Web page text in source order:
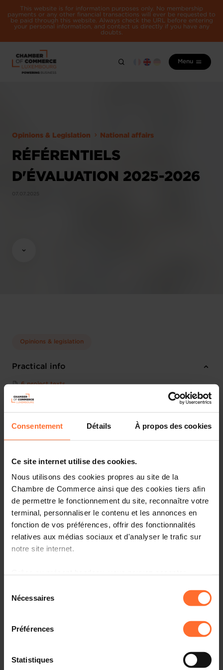
Consentement Détails À propos des cookies
Ce site internet utilise des cookies.
Nous utilisons des cookies propres au site de la
Chambre de Commerce ainsi que des cookies tiers afin
de permettre le fonctionnement du site, reconnaître votre
terminal, personnaliser le contenu et les annonces en
fonction de vos préférences, offrir des fonctionnalités
relatives aux médias sociaux et d'analyser le trafic sur
notre site internet.
à l’exception des cookies strictement nécessaires au
fonctionnement du site. Une description des différents
cookies est accessible sous l’onglet « Détails » ci-
dessus.
Il est précisé que la navigation sur le site et certaines
fonctionnalités (ex : lecture de vidéos, partage sur les
Nécessaires
Préférences
Statistiques
This website is for information purposes only. No membership
payments or any other financial transactions will ever be requested to
be paid through this website. Always check the URL before entering
your personal information, and contact us directly if you have any
doubts.
Menu
Opinions & Legislation National affairs
RÉFÉRENTIELS
D'ÉVALUATION 2025-2026
Opinions & legislation
Practical info
6 project texts
Share this article
Projet de règlement grand-ducal fixant les référentiels
d’évaluation pour l’année scolaire 2025/2026 dans le
cadre de la formation professionnelle. (6876HIR)
Veuillez trouver ci-dessous le(s) texte(s) relatif(s) au(x)
Project texts
AVIS DE LA CHAMBRE DE COMMERCE (6876HIR)
6876_PRGD_Texte_Expose_des_motifs.pdf